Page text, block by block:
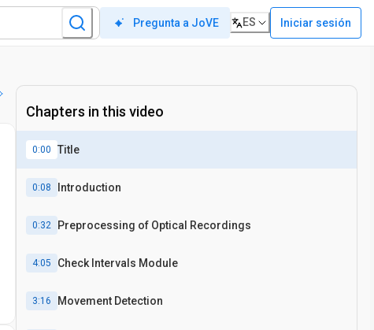
Pregunta a JoVE ES Iniciar sesión
Chapters in this video
0:00 Title
0:08 Introduction
0:32 Preprocessing of Optical Recordings
4:05 Check Intervals Module
3:16 Movement Detection